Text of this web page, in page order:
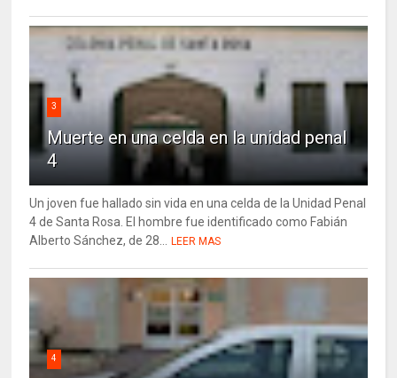
3
Muerte en una celda en la unidad penal
4
Un joven fue hallado sin vida en una celda de la Unidad Penal
4 de Santa Rosa. El hombre fue identificado como Fabián
Alberto Sánchez, de 28...
LEER MAS
4